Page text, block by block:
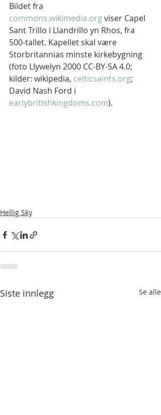
Bildet fra
commons.wikimedia.org viser Capel
Sant Trillo i Llandrillo yn Rhos, fra
500-tallet. Kapellet skal være
Storbritannias minste kirkebygning
(foto Llywelyn 2000 CC-BY-SA 4.0;
kilder: wikipedia, celticsaints.org;
David Nash Ford i
earlybritishkingdoms.com).
Hellig Sky
Siste innlegg Se alle